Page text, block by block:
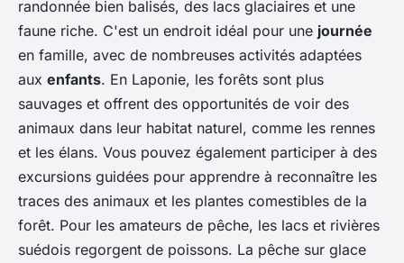
randonnée bien balisés, des lacs glaciaires et une
faune riche. C'est un endroit idéal pour une journée
en famille, avec de nombreuses activités adaptées
aux enfants. En Laponie, les forêts sont plus
sauvages et offrent des opportunités de voir des
animaux dans leur habitat naturel, comme les rennes
et les élans. Vous pouvez également participer à des
excursions guidées pour apprendre à reconnaître les
traces des animaux et les plantes comestibles de la
forêt. Pour les amateurs de pêche, les lacs et rivières
suédois regorgent de poissons. La pêche sur glace